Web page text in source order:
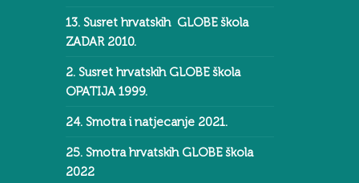
13. Susret hrvatskih GLOBE škola
ZADAR 2010.
2. Susret hrvatskih GLOBE škola
OPATIJA 1999.
24. Smotra i natjecanje 2021.
25. Smotra hrvatskih GLOBE škola
2022